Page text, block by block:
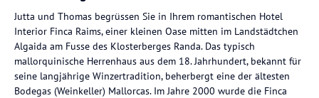
Jutta und Thomas begrüssen Sie in Ihrem romantischen Hotel
Interior Finca Raims, einer kleinen Oase mitten im Landstädtchen
Algaida am Fusse des Klosterberges Randa. Das typisch
mallorquinische Herrenhaus aus dem 18. Jahrhundert, bekannt für
seine langjährige Winzertradition, beherbergt eine der ältesten
Bodegas (Weinkeller) Mallorcas. Im Jahre 2000 wurde die Finca